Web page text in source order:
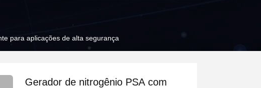
para aplicações de alta segurança
Gerador de nitrogênio PSA com